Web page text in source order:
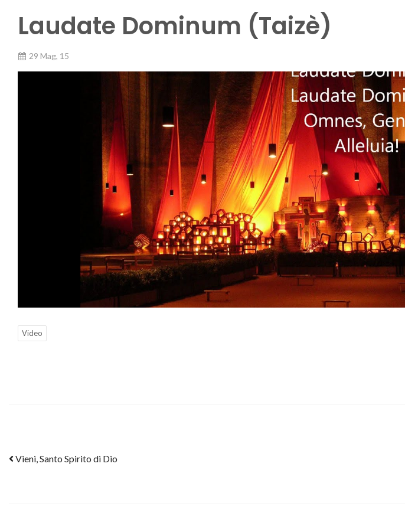
Laudate Dominum (Taizè)
29 Mag, 15
Video
Post navigation
Vieni, Santo Spirito di Dio